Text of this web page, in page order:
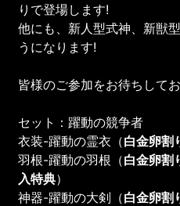
りで登場します!
他にも、新人型式神、新獣
うになります!
皆様のご参加をお待ちしてお
セット：躍動の競争者
衣装-躍動の霊衣（白金卵割
羽根-躍動の羽根（白金卵割
入特典）
神器-躍動の大剣（白金卵割